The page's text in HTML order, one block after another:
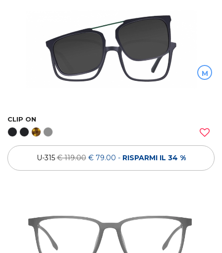
M
CLIP ON
U-315€ 119.00 € 79.00 - RISPARMI IL 34 %